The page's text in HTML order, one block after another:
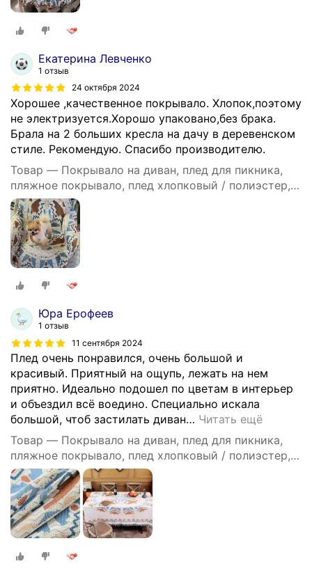
Екатерина Левченко
1 отзыв
24 октября 2024
Хорошее ,качественное покрывало. Хлопок,поэтому
не электризуется.Хорошо упаковано,без брака.
Брала на 2 больших кресла на дачу в деревенском
стиле. Рекомендую. Спасибо производителю.
Товар — Покрывало на диван, плед для пикника,
пляжное покрывало, плед хлопковый / полиэстер,
современное покрывало для дивана в стиле INS с
цвета Моранди, размер 90X180
Юра Ерофеев
1 отзыв
11 сентября 2024
Плед очень понравился, очень большой и
красивый. Приятный на ощупь, лежать на нем
приятно. Идеально подошел по цветам в интерьер
и объездил всё воедино. Специально искала
большой, чтоб застилать диван… Читать ещё
Товар — Покрывало на диван, плед для пикника,
пляжное покрывало, плед хлопковый / полиэстер,
современное покрывало для дивана в стиле INS с
Осенние кленовые листья, размер 90X180